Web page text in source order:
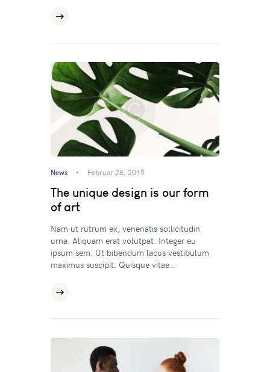
News Februar 28, 2019
The unique design is our form
of art
Nam ut rutrum ex, venenatis sollicitudin
urna. Aliquam erat volutpat. Integer eu
ipsum sem. Ut bibendum lacus vestibulum
maximus suscipit. Quisque vitae…